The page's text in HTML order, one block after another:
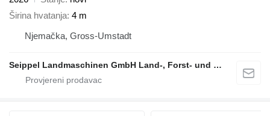
Širina hvatanja 4 m
Njemačka, Gross-Umstadt
Seippel Landmaschinen GmbH Land-, Forst- und Gartentechnik